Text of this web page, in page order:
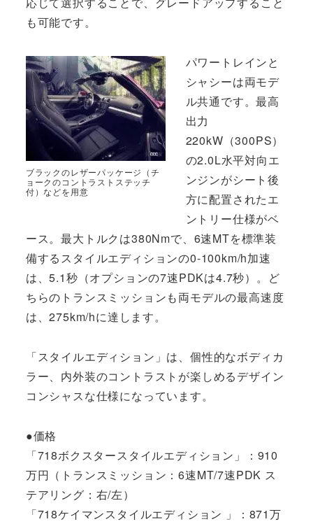
も可能です。
ブラックのレザーパッケージ（チ
ョークのコントラストステッチ
付）などを用意
パワートレインと
シャシーは両モデ
ル共通です。最高
出力
220kW（300PS）
の2.0L水平対向エ
ンジンがシート後
方に配置されたエ
ントリー仕様がベ
ース。最大トルクは380Nmで、6速MTを標準装
備するスタイルエディションの0-100km/h加速
は、5.1秒（オプションの7速PDKは4.7秒）。ど
ちらのトランスミッションも両モデルの最高速度
は、275km/hに達します。
「スタイルエディション」は、個性的なボディカ
ラー、内外装のコントラストが楽しめるデザイン
コンシャスな仕様になっています。
●価格
「718ボクスタースタイルエディション」：910
万円（トランスミッション：6速MT/7速PDK ス
テアリング：右/左）
「718ケイマンスタイルエディション 」：871万